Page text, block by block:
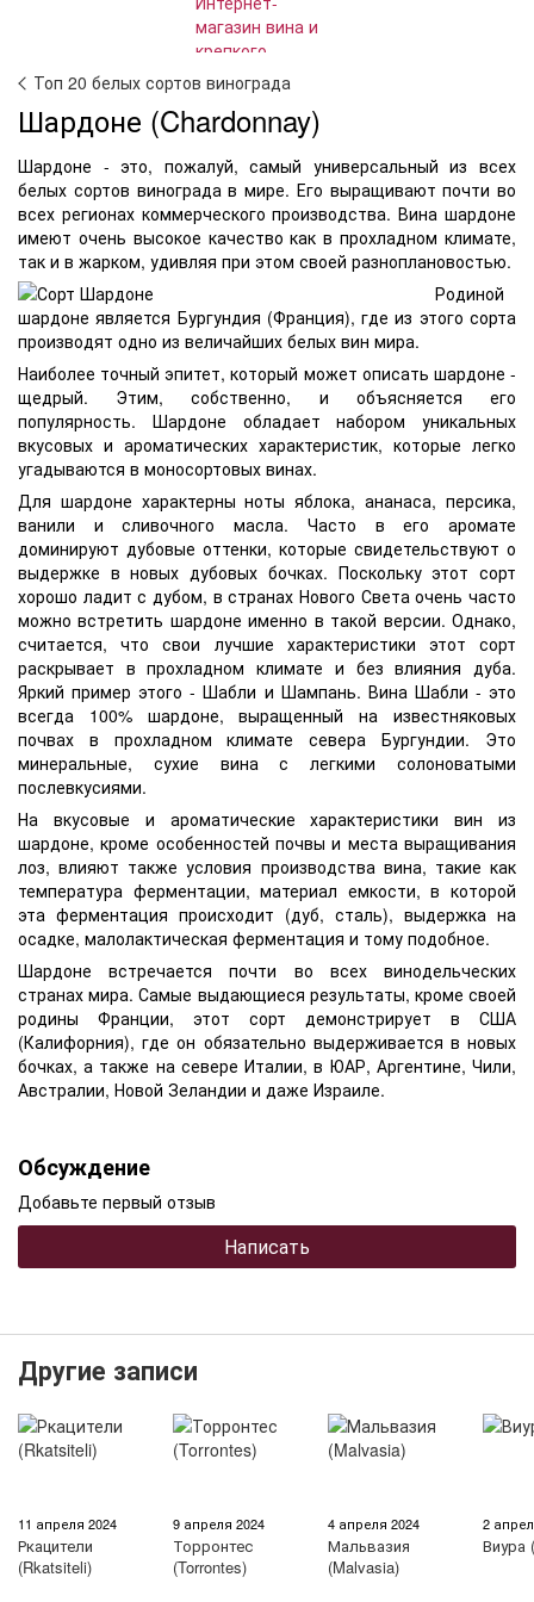
Топ 20 белых сортов винограда
Шардоне (Chardonnay)
Шардоне - это, пожалуй, самый универсальный из всех
белых сортов винограда в мире. Его выращивают почти во
всех регионах коммерческого производства. Вина шардоне
имеют очень высокое качество как в прохладном климате,
так и в жарком, удивляя при этом своей разноплановостью.
Родиной
шардоне является Бургундия (Франция), где из этого сорта
производят одно из величайших белых вин мира.
Наиболее точный эпитет, который может описать шардоне -
щедрый. Этим, собственно, и объясняется его
популярность. Шардоне обладает набором уникальных
вкусовых и ароматических характеристик, которые легко
угадываются в моносортовых винах.
Для шардоне характерны ноты яблока, ананаса, персика,
ванили и сливочного масла. Часто в его аромате
доминируют дубовые оттенки, которые свидетельствуют о
выдержке в новых дубовых бочках. Поскольку этот сорт
хорошо ладит с дубом, в странах Нового Света очень часто
можно встретить шардоне именно в такой версии. Однако,
считается, что свои лучшие характеристики этот сорт
раскрывает в прохладном климате и без влияния дуба.
Яркий пример этого - Шабли и Шампань. Вина Шабли - это
всегда 100% шардоне, выращенный на известняковых
почвах в прохладном климате севера Бургундии. Это
минеральные, сухие вина с легкими солоноватыми
послевкусиями.
На вкусовые и ароматические характеристики вин из
шардоне, кроме особенностей почвы и места выращивания
лоз, влияют также условия производства вина, такие как
температура ферментации, материал емкости, в которой
эта ферментация происходит (дуб, сталь), выдержка на
осадке, малолактическая ферментация и тому подобное.
Шардоне встречается почти во всех винодельческих
странах мира. Самые выдающиеся результаты, кроме своей
родины Франции, этот сорт демонстрирует в США
(Калифорния), где он обязательно выдерживается в новых
бочках, а также на севере Италии, в ЮАР, Аргентине, Чили,
Австралии, Новой Зеландии и даже Израиле.
Обсуждение
Добавьте первый отзыв
Написать
Другие записи
11 апреля 2024
Ркацители
(Rkatsiteli)
9 апреля 2024
Торронтес
(Torrontes)
4 апреля 2024
Мальвазия
(Malvasia)
2
Виура